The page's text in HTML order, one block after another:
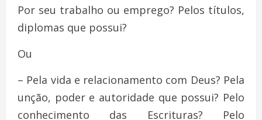
Por seu trabalho ou emprego? Pelos títulos,
diplomas que possui?
Ou
– Pela vida e relacionamento com Deus? Pela
unção, poder e autoridade que possui? Pelo
conhecimento das Escrituras? Pelo